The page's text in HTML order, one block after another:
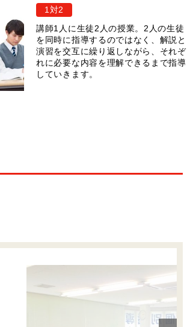
1対2
講師1人に生徒2人の授業。2人の生徒
を同時に指導するのではなく、解説と
演習を交互に繰り返しながら、それぞ
れに必要な内容を理解できるまで指導
していきます。